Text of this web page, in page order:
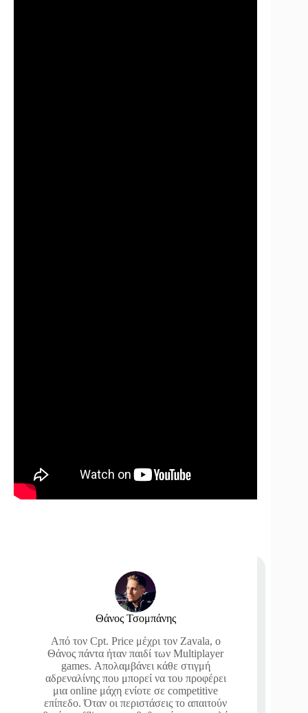
Θάνος Τσομπάνης
Από τον Cpt. Price μέχρι τον Zavala, ο
Θάνος πάντα ήταν παιδί των Multiplayer
games. Απολαμβάνει κάθε στιγμή
αδρεναλίνης που μπορεί να του προφέρει
μια online μάχη ενίοτε σε competitive
επίπεδο. Όταν οι περιστάσεις το απαιτούν